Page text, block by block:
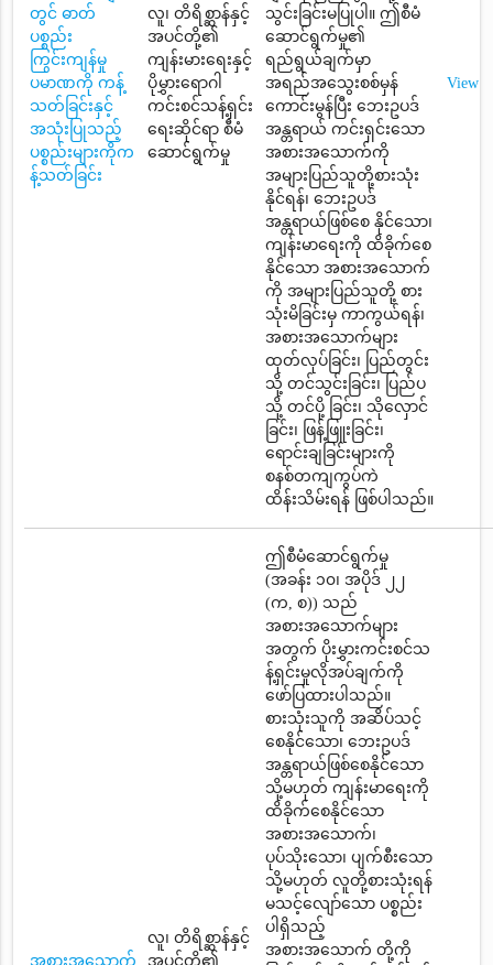
တွင် ဓာတ်
ပစ္စည်း
ကြွင်းကျန်မှု
ပမာဏကို ကန့်
သတ်ခြင်းနှင့်
အသုံးပြုသည့်
ပစ္စည်းများကိုက
န့်သတ်ခြင်း
လူ၊ တိရိစ္ဆာန်နှင့်
အပင်တို့၏
ကျန်းမားရေးနှင့်
ပိုမွှားရောဂါ
ကင်းစင်သန့်ရှင်း
ရေးဆိုင်ရာ စီမံ
ဆောင်ရွက်မှု
သွင်းခြင်းမပြုပါ။ ဤစီမံ
ဆောင်ရွက်မှု၏
ရည်ရွယ်ချက်မှာ
အရည်အသွေးစစ်မှန်
ကောင်းမွန်ပြီး ဘေးဥပဒ်
အန္တရာယ် ကင်းရှင်းသော
အစားအသောက်ကို
အများပြည်သူတို့စားသုံး
နိုင်ရန်၊ ဘေးဥပဒ်
အန္တရာယ်ဖြစ်စေ နိုင်သော၊
ကျန်းမာရေးကို ထိခိုက်စေ
နိုင်သော အစားအသောက်
ကို အများပြည်သူတို့ စား
သုံးမိခြင်းမှ ကာကွယ်ရန်၊
အစားအသောက်များ
ထုတ်လုပ်ခြင်း၊ ပြည်တွင်း
သို့ တင်သွင်းခြင်း၊ ပြည်ပ
သို့ တင်ပို့ ခြင်း၊ သိုလှောင်
ခြင်း၊ ဖြန့်ဖြူးခြင်း၊
ရောင်းချခြင်းများကို
စနစ်တကျကွပ်ကဲ
ထိန်းသိမ်းရန် ဖြစ်ပါသည်။
View
အစားအသောက်
လူ၊ တိရိစ္ဆာန်နှင့်
အပင်တို့၏
ဤစီမံဆောင်ရွက်မှု
(အခန်း ၁၀၊ အပိုဒ် ၂၂
(က, စ)) သည်
အစားအသောက်များ
အတွက် ပိုးမွှားကင်းစင်သ
န့်ရှင်းမှုလိုအပ်ချက်ကို
ဖော်ပြထားပါသည်။
စားသုံးသူကို အဆိပ်သင့်
စေနိုင်သော၊ ဘေးဥပဒ်
အန္တရာယ်ဖြစ်စေနိုင်သော
သို့မဟုတ် ကျန်းမာရေးကို
ထိခိုက်စေနိုင်သော
အစားအသောက်၊
ပုပ်သိုးသော၊ ပျက်စီးသော
သို့မဟုတ် လူတို့စားသုံးရန်
မသင့်လျော်သော ပစ္စည်း
ပါရှိသည့်
အစားအသောက် တို့ကို